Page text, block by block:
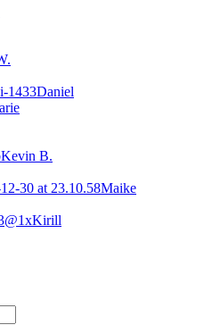
Daniel
Kevin B.
Maike
Kirill